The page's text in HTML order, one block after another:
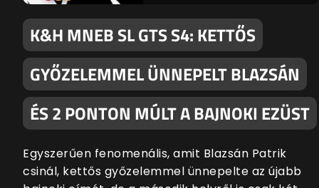
K&H MNEB SL GTS S4: KETTŐS
GYŐZELEMMEL ÜNNEPELT BLAZSÁN
ÉS 2 PONTON MÚLT A BAJNOKI EZÜST
Egyszerűen fenomenális, amit Blazsán Patrik
csinál, kettős győzelemmel ünnepelte az újabb